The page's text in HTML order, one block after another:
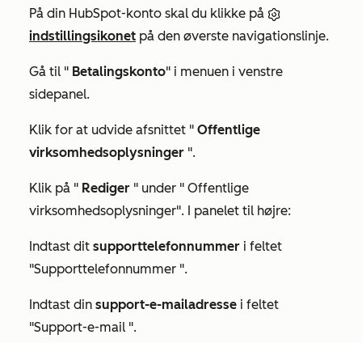
På din HubSpot-konto skal du klikke på
indstillingsikonet på den øverste navigationslinje.
Gå til " Betalingskonto" i menuen i venstre
sidepanel.
Klik for at udvide afsnittet " Offentlige
virksomhedsoplysninger ".
Klik på " Rediger " under " Offentlige
virksomhedsoplysninger". I panelet til højre:
Indtast dit supporttelefonnummer i feltet
"Supporttelefonnummer ".
Indtast din support-e-mailadresse i feltet
"Support-e-mail ".